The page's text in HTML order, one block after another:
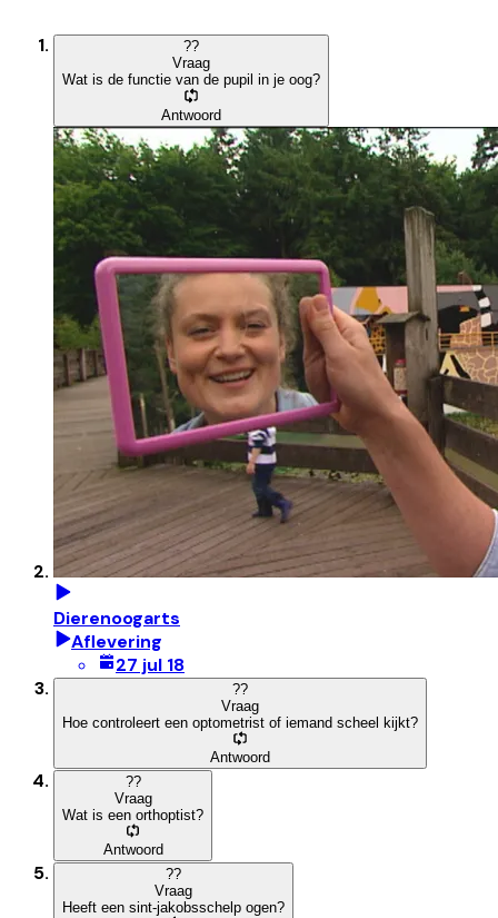
??
Vraag
Wat is de functie van de pupil in je oog?
Antwoord
Dierenoogarts
Aflevering
27 jul 18
??
Vraag
Hoe controleert een optometrist of iemand scheel kijkt?
Antwoord
??
Vraag
Wat is een orthoptist?
Antwoord
??
Vraag
Heeft een sint-jakobsschelp ogen?